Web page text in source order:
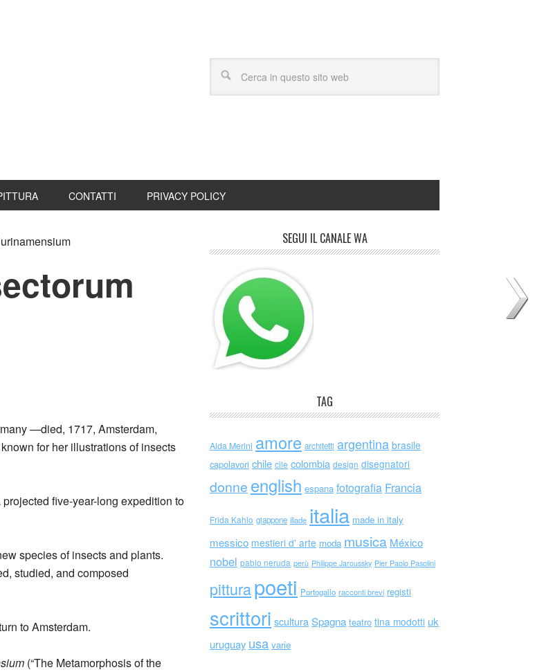
CONTATTI PRIVACY POLICY
—died, 1717, Amsterdam,
for her illustrations of insects
five-year-long expedition to
species of insects and plants.
studied, and composed
to Amsterdam.
(“The Metamorphosis of the
SEGUI IL CANALE WA
TAG
Alda Merini amore architetti argentina brasile
capolavori chile cile colombia design disegnatori
donne english espana fotografia Francia
Frida Kahlo giappone iliade italia made in italy
messico mestieri d' arte moda musica México
nobel pablo neruda perù Philippe Jaroussky Pier Paolo Pasolini
pitturapoeti Portogallo racconti brevi registi
scrittori scultura Spagna teatro tina modotti uk
uruguay usa varie